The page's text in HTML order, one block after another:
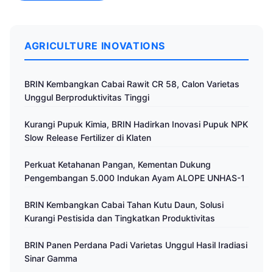
AGRICULTURE INOVATIONS
BRIN Kembangkan Cabai Rawit CR 58, Calon Varietas
Unggul Berproduktivitas Tinggi
Kurangi Pupuk Kimia, BRIN Hadirkan Inovasi Pupuk NPK
Slow Release Fertilizer di Klaten
Perkuat Ketahanan Pangan, Kementan Dukung
Pengembangan 5.000 Indukan Ayam ALOPE UNHAS-1
BRIN Kembangkan Cabai Tahan Kutu Daun, Solusi
Kurangi Pestisida dan Tingkatkan Produktivitas
BRIN Panen Perdana Padi Varietas Unggul Hasil Iradiasi
Sinar Gamma